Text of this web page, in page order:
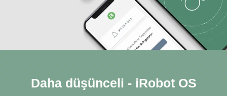
Daha düşünceli - iRobot OS